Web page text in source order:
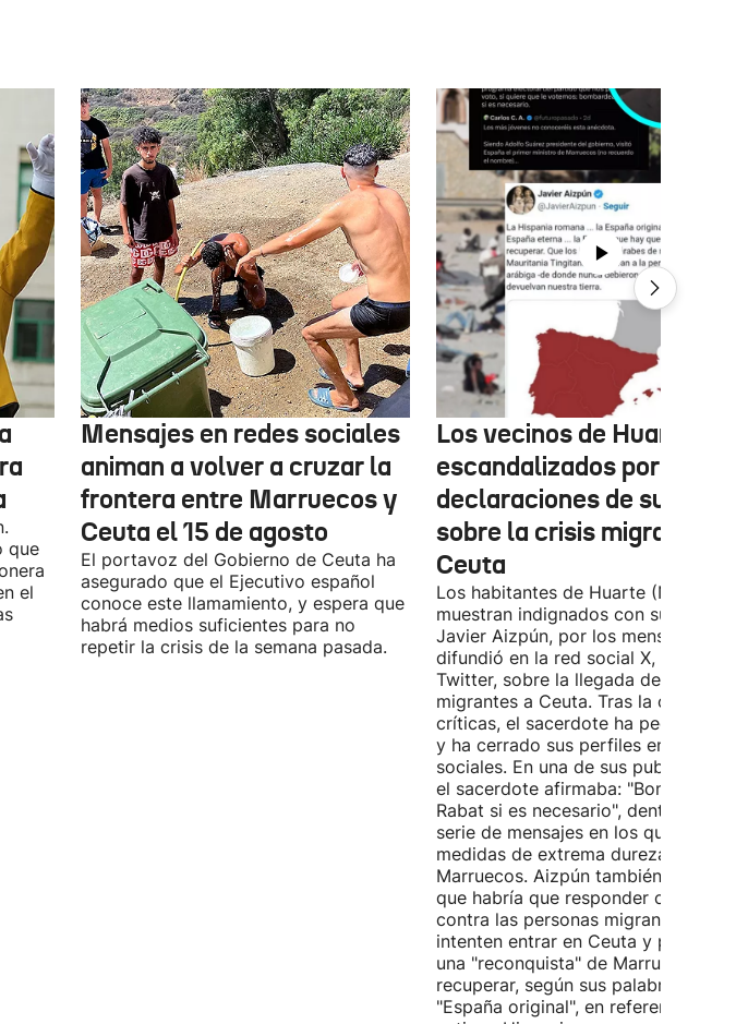
que
el
Mensajes en redes sociales
animan a volver a cruzar la
frontera entre Marruecos y
Ceuta el 15 de agosto
El portavoz del Gobierno de Ceuta ha
asegurado que el Ejecutivo español
conoce este llamamiento, y espera que
habrá medios suficientes para no
repetir la crisis de la semana pasada.
Los vecinos de Huarte,
escandalizados por las
declaraciones de su
sobre la crisis migratoria
Ceuta
Los habitantes de Huarte (Navarra)
muestran indignados con su párroco,
Javier Aizpún, por los mensajes que
difundió en la red social X, antiguo
Twitter, sobre la llegada de personas
migrantes a Ceuta. Tras la oleada de
críticas, el sacerdote ha pedido
y ha cerrado sus perfiles en redes
sociales. En una de sus
el sacerdote afirmaba: "Bombardear
Rabat si es necesario", dentro de una
serie de mensajes en los que
medidas de extrema dureza contra
Marruecos. Aizpún también sostenía
que habría que responder con fuego
contra las personas migrantes que
intenten entrar en Ceuta y planteaba
una "reconquista" de Marruecos para
recuperar, según sus palabras, la
"España original", en referencia a la